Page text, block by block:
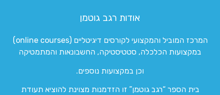
אודות רגב גוטמן
המרכז המוביל והמקצועי לקורסים דיגיטליים (online courses)
במקצועות הכלכלה, סטטיסטיקה, החשבונאות והמתמטיקה
וכן במקצועות נוספים.
בית הספר “רגב גוטמן” זו הזדמנות מצוינת להוציא תעודת